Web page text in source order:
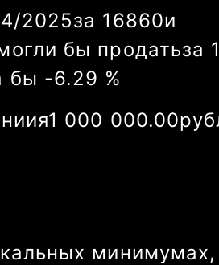
2025за 16860и
бы продатьза
бы -12.93%
1 000 000.00